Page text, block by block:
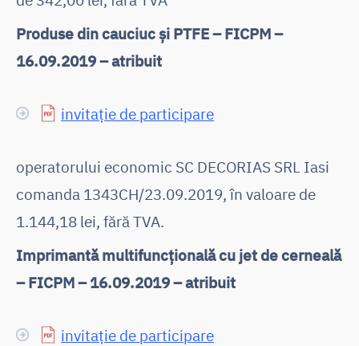
Produse din cauciuc și PTFE – FICPM –
16.09.2019 – atribuit
invitație de participare
operatorului economic SC DECORIAS SRL Iasi
comanda 1343CH/23.09.2019, în valoare de
1.144,18 lei, fără TVA.
Imprimantă multifuncțională cu jet de cerneală
– FICPM – 16.09.2019 – atribuit
invitație de participare